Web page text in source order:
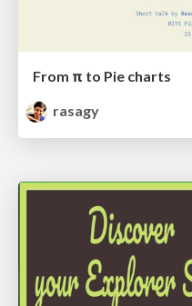
From π to Pie charts
rasagy